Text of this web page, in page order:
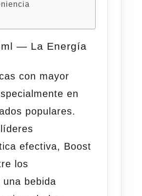
— La Energía
con mayor
en
populares.
efectiva, Boost
los
bebida